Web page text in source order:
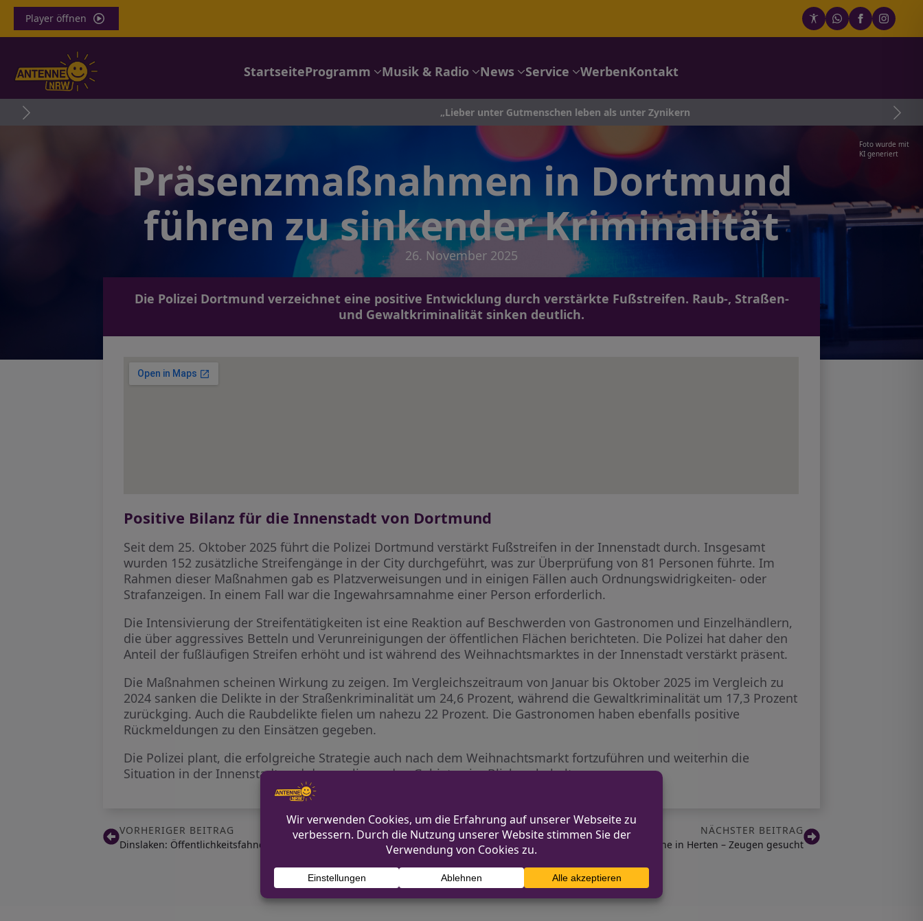
Player öffnen
StartseiteProgramm Musik & Radio News Service WerbenKontakt
„Lieber unter Gutmenschen leben als unter Zynikern
Foto wurde mit
KI generiert
Präsenzmaßnahmen in Dortmund
führen zu sinkender Kriminalität
26. November 2025
Die Polizei Dortmund verzeichnet eine positive Entwicklung durch verstärkte Fußstreifen. Raub-, Straßen-
und Gewaltkriminalität sinken deutlich.
Positive Bilanz für die Innenstadt von Dortmund
Seit dem 25. Oktober 2025 führt die Polizei Dortmund verstärkt Fußstreifen in der Innenstadt durch. Insgesamt
wurden 152 zusätzliche Streifengänge in der City durchgeführt, was zur Überprüfung von 81 Personen führte. Im
Rahmen dieser Maßnahmen gab es Platzverweisungen und in einigen Fällen auch Ordnungswidrigkeiten- oder
Strafanzeigen. In einem Fall war die Ingewahrsamnahme einer Person erforderlich.
Die Intensivierung der Streifentätigkeiten ist eine Reaktion auf Beschwerden von Gastronomen und Einzelhändlern,
die über aggressives Betteln und Verunreinigungen der öffentlichen Flächen berichteten. Die Polizei hat daher den
Anteil der fußläufigen Streifen erhöht und ist während des Weihnachtsmarktes in der Innenstadt verstärkt präsent.
Die Maßnahmen scheinen Wirkung zu zeigen. Im Vergleichszeitraum von Januar bis Oktober 2025 im Vergleich zu
2024 sanken die Delikte in der Straßenkriminalität um 24,6 Prozent, während die Gewaltkriminalität um 17,3 Prozent
zurückging. Auch die Raubdelikte fielen um nahezu 22 Prozent. Die Gastronomen haben ebenfalls positive
Rückmeldungen zu den Einsätzen gegeben.
Die Polizei plant, die erfolgreiche Strategie auch nach dem Weihnachtsmarkt fortzuführen und weiterhin die
Situation in der Innenstadt und den umliegenden Gebieten im Blick zu behalten.
VORHERIGER BEITRAG
Dinslaken: Öffentlichkeitsfahndung nach Betrug an älterer Frau
NÄCHSTER BEITRAG
Einbrüche in Herten – Zeugen gesucht